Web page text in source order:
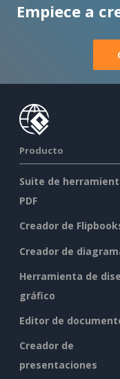
Empiece a
Producto
Suite de
PDF
Creador de
Creador de
Herramienta de
gráfico
Editor de
Creador de
presentaciones